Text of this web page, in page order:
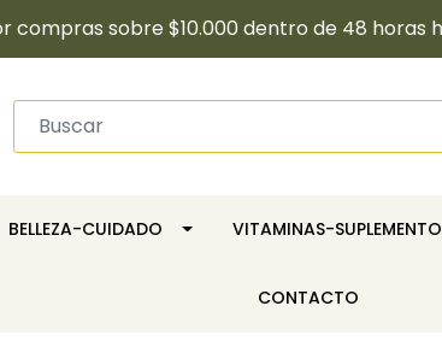
compras sobre $10.000 dentro de 48 horas
BELLEZA-CUIDADO VITAMINAS-
CONTACTO